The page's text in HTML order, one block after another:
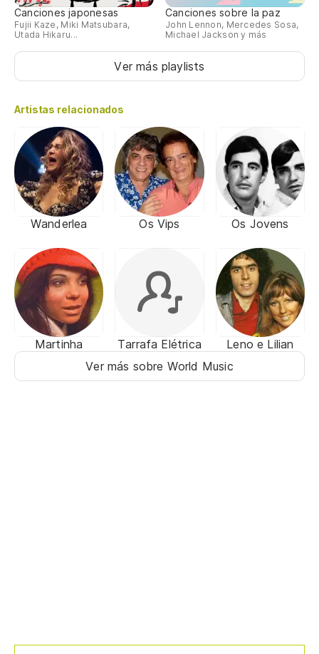
Canciones japonesas
Fujii Kaze, Miki Matsubara,
Utada Hikaru...
Canciones sobre la paz
John Lennon, Mercedes Sosa,
Michael Jackson y más
Ver más playlists
Artistas relacionados
Wanderlea Os Vips Os Jovens
Martinha Tarrafa Elétrica
Leno e Lilian
Ver más sobre World Music